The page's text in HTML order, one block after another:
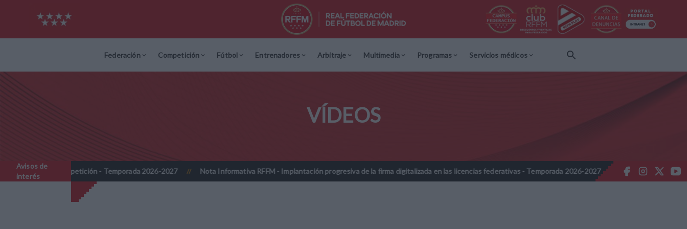
Federación Competición Fútbol Entrenadores Arbitraje Multimedia Programas Servicios médicos
VÍDEOS
Avisos de
interés
de competición - Temporada 2026-2027 // Nota Informativa RFFM - Implantación progresiva de la firma digitalizada en las licencias federativas - Temporada 2026-2027 // Nota Informativa RFFM -